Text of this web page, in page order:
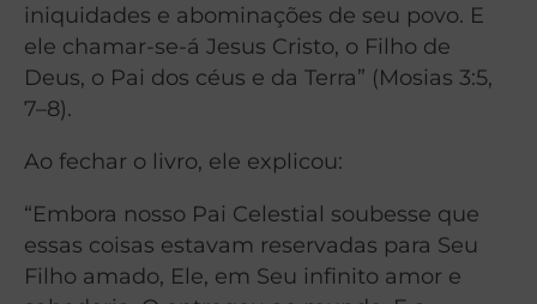
iniquidades e abominações de seu povo. E
ele chamar-se-á Jesus Cristo, o Filho de
Deus, o Pai dos céus e da Terra” (Mosias 3:5,
7–8).
Ao fechar o livro, ele explicou:
“Embora nosso Pai Celestial soubesse que
essas coisas estavam reservadas para Seu
Filho amado, Ele, em Seu infinito amor e